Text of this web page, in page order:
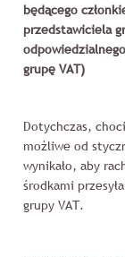
będącego
przedstawiciela
grupę VAT)
Dotychczas,
możliwe od
wynikało, aby
środkami
grupy VAT.